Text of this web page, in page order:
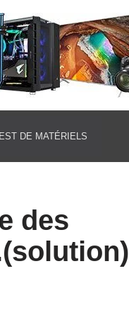
DE MATÉRIELS
des